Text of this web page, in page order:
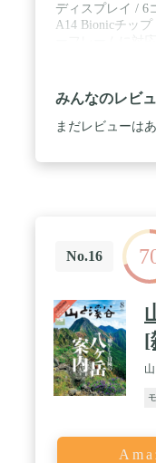
ディスプレイ / 6
A14 Bionicチッ
トカメラ / セキ
ID / いつでもつ
/ 充電とアクセ
ゆる場所で、あ
使えるバッテリ
みんなのレビ
まだレビューは
No.16
[